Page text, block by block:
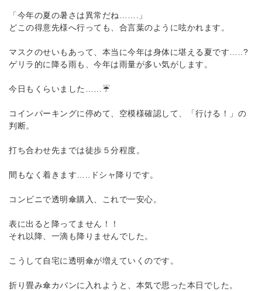
「今年の夏の暑さは異常だね…….」
どこの得意先様へ行っても、合言葉のように呟かれます。
マスクのせいもあって、本当に今年は身体に堪える夏です…..?
ゲリラ的に降る雨も、今年は雨量が多い気がします。
今日もくらいました……☔
コインパーキングに停めて、空模様確認して、「行ける！」の
判断。
打ち合わせ先までは徒歩５分程度。
間もなく着きます…..ドシャ降りです。
コンビニで透明傘購入、これで一安心。
表に出ると降ってません！！
それ以降、一滴も降りませんでした。
こうして自宅に透明傘が増えていくのです。
折り畳み傘カバンに入れようと、本気で思った本日でした。